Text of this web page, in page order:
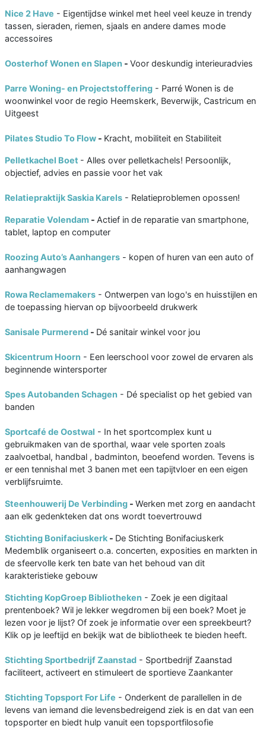
Nice 2 Have - Eigentijdse winkel met heel veel keuze in trendy
tassen, sieraden, riemen, sjaals en andere dames mode
accessoires
Oosterhof Wonen en Slapen - Voor deskundig interieuradvies
Parre Woning- en Projectstoffering - Parré Wonen is de
woonwinkel voor de regio Heemskerk, Beverwijk, Castricum en
Uitgeest
Pilates Studio To Flow - Kracht, mobiliteit en Stabiliteit
Pelletkachel Boet - Alles over pelletkachels! Persoonlijk,
objectief, advies en passie voor het vak
Relatiepraktijk Saskia Karels - Relatieproblemen opossen!
Reparatie Volendam - Actief in de reparatie van smartphone,
tablet, laptop en computer
Roozing Auto’s Aanhangers - kopen of huren van een auto of
aanhangwagen
Rowa Reclamemakers - Ontwerpen van logo's en huisstijlen en
de toepassing hiervan op bijvoorbeeld drukwerk
Sanisale Purmerend - Dé sanitair winkel voor jou
Skicentrum Hoorn - Een leerschool voor zowel de ervaren als
beginnende wintersporter
Spes Autobanden Schagen - Dé specialist op het gebied van
banden
Sportcafé de Oostwal - In het sportcomplex kunt u
gebruikmaken van de sporthal, waar vele sporten zoals
zaalvoetbal, handbal , badminton, beoefend worden. Tevens is
er een tennishal met 3 banen met een tapijtvloer en een eigen
verblijfsruimte.
Steenhouwerij De Verbinding - Werken met zorg en aandacht
aan elk gedenkteken dat ons wordt toevertrouwd
Stichting Bonifaciuskerk - De Stichting Bonifaciuskerk
Medemblik organiseert o.a. concerten, exposities en markten in
de sfeervolle kerk ten bate van het behoud van dit
karakteristieke gebouw
Stichting KopGroep Bibliotheken - Zoek je een digitaal
prentenboek? Wil je lekker wegdromen bij een boek? Moet je
lezen voor je lijst? Of zoek je informatie over een spreekbeurt?
Klik op je leeftijd en bekijk wat de bibliotheek te bieden heeft.
Stichting Sportbedrijf Zaanstad - Sportbedrijf Zaanstad
faciliteert, activeert en stimuleert de sportieve Zaankanter
Stichting Topsport For Life - Onderkent de parallellen in de
levens van iemand die levensbedreigend ziek is en dat van een
topsporter en biedt hulp vanuit een topsportfilosofie